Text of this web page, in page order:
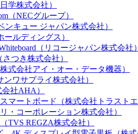
学株式会社）
（NECグループ）
ンキュー ジャパン株式会社）
ルディングス）
（リコージャパン株式会社）
つき株式会社）
式会社アイ・オー・データ機器）
ンワサプライ株式会社）
社AHA）
マートボード（株式会社トラストエ
・コーポレーション株式会社）
TVS REGZA株式会社）